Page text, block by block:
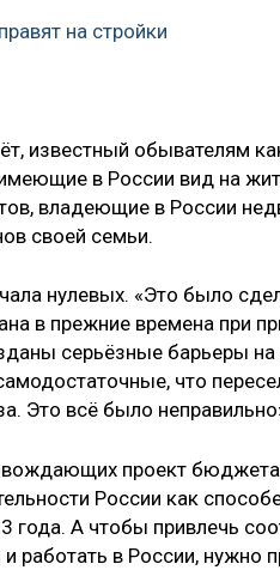
на стройки
известный обывателям
в России вид на
владеющие в России
своей семьи.
нулевых. «Это было
в прежние времена при
серьёзные барьеры
что
Это всё было
проект
России как
А чтобы привлечь
работать в России, нужно